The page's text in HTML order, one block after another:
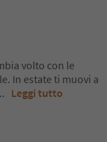
volto con le
In estate ti muovi a
Leggi tutto